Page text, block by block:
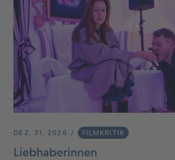
DEZ. 31, 2026 FILMKRITIK
Liebhaberinnen